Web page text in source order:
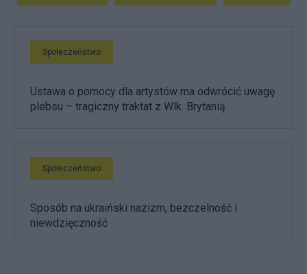
Społeczeństwo
Ustawa o pomocy dla artystów ma odwrócić uwagę
plebsu – tragiczny traktat z Wlk. Brytanią
Społeczeństwo
Sposób na ukraiński nazizm, bezczelność i
niewdzięczność